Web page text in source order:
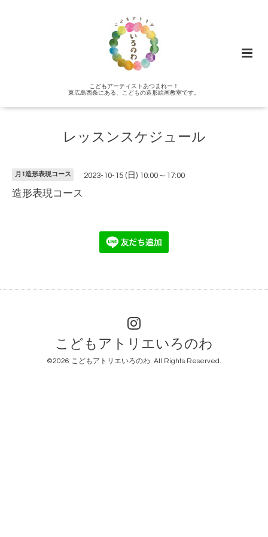
こどもアーティストあつまれー！
東広島西条にある、こどもの造形絵画教室です。
レッスンスケジュール
月1造形表現コース 2023-10-15 (日) 10:00～17:00
造形表現コース
こどもアトリエいろのわ
©2026 こどもアトリエいろのわ. All Rights Reserved.